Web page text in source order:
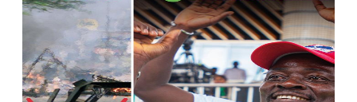
22 avr. 2026, 16:41
Des bureaux ravagés dans un
incendie survenu à la mairie...
AIP
10 avr. 2026, 09:48